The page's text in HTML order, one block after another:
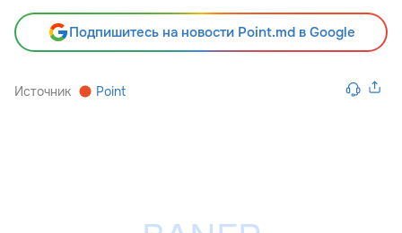
Подпишитесь на новости Point.md в Google
Источник Point